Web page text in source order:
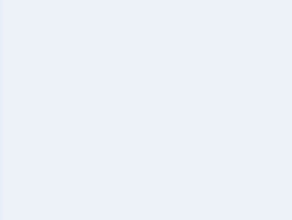
[]  },  {    'expected_texts': ['JANE DOE'],